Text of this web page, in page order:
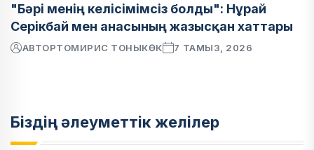
"Бәрі менің келісімімсіз болды": Нұрай
Серікбай мен анасының жазысқан хаттары
АВТОРТОМИРИС ТОНЫКӨК 7 ТАМЫЗ, 2026
Біздің әлеуметтік желілер